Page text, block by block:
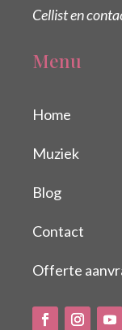
Cellist en
Menu
Home
Muziek
Blog
Contact
Offerte